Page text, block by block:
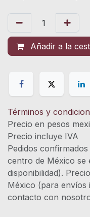
Añadir a la
Términos y
Precio en pesos
Precio
Pedidos
centro de México se
disponibilidad).
México (para envíos
contacto con